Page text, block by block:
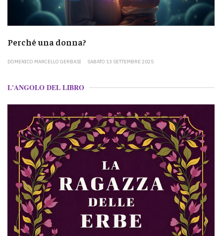
Perché una donna?
DOMENICO MARCELLO GERBASI SABATO 13 SETTEMBRE 2025
L'ANGOLO DEL LIBRO